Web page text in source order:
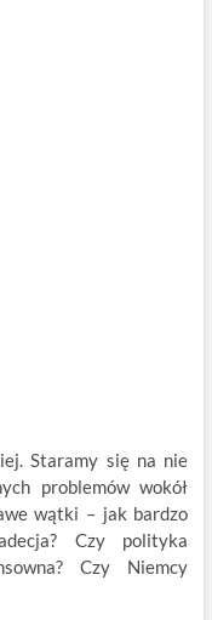
Staramy się na nie
problemów wokół
wątki – jak bardzo
Czy polityka
Czy Niemcy